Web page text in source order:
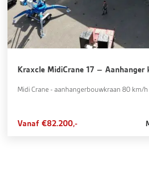
Kraxcle MidiCrane 17 – Aanhanger
Midi Crane - aanhangerbouwkraan 80 km/
Vanaf €82.200,-